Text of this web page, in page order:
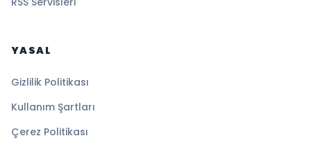
YASAL
Gizlilik Politikası
Kullanım Şartları
Çerez Politikası